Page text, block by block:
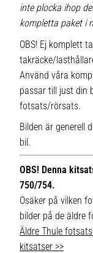
inte plocka ihop
kompletta paket i
OBS! Ej komplett
takräcke/
Använd våra
passar till just din
fotsats/rörsats.
Bilden är generell
bil.
OBS! Denna
750/754.
Osäker på vilken
bilder på de äldre
Äldre Thule
kitsatser >>